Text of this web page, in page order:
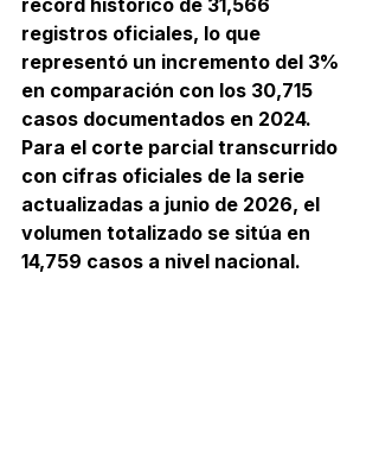
registros oficiales, lo que
representó un incremento del 3%
en comparación con los 30,715
casos documentados en 2024.
Para el corte parcial transcurrido
con cifras oficiales de la serie
actualizadas a junio de 2026, el
volumen totalizado se sitúa en
14,759 casos a nivel nacional.